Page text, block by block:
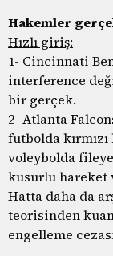
Hakemler
Hızlı giriş:
1- Cincinnati
interference
bir gerçek.
2- Atlanta
futbolda
voleybolda
kusurlu hareket
Hatta daha da
teorisinden
engelleme